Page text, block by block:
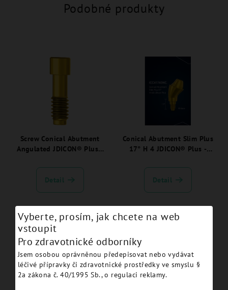
Podobné produkty
Screw Conical Abutment
Angulated JDICON® Plus -
Detail
Conical Abutment Slim Plus
17° H 4 JDICON® Plus -
Detail
Vyberte, prosím, jak chcete na web
vstoupit
Pro zdravotnické odborníky
Jsem osobou oprávněnou předepisovat nebo vydávat
léčivé přípravky či zdravotnické prostředky ve smyslu §
2a zákona č. 40/1995 Sb., o regulaci reklamy.